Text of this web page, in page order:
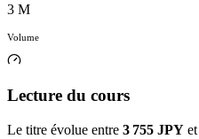
3 M
Volume
Lecture du cours
Le titre évolue entre 3 755 JPY et